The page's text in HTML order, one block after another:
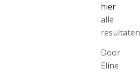
hier
alle
resultaten
Door
Eline